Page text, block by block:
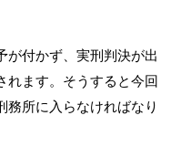
が付かず、実刑判決が出
れます。そうすると今回
務所に入らなければなり